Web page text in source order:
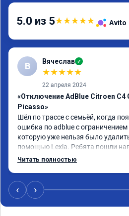
5.0 из 5★★★★★ Avito
В Вячеслав ✓
★★★★★
22 апреля 2024
«Отключение AdBlue Citroen C4
Picasso»
Шёл по трассе с семьёй, когда
ошибка по adblue с ограничением
которую уже нельзя было
помощью Lexia. Ребята пошли
оперативно приняли и за час
Читать полностью
‹ ›